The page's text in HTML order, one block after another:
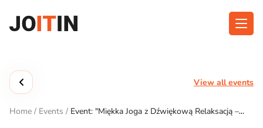
content
View all events
Home / Events / Event: "Miękka Joga z Dźwiękową Relaksacją –